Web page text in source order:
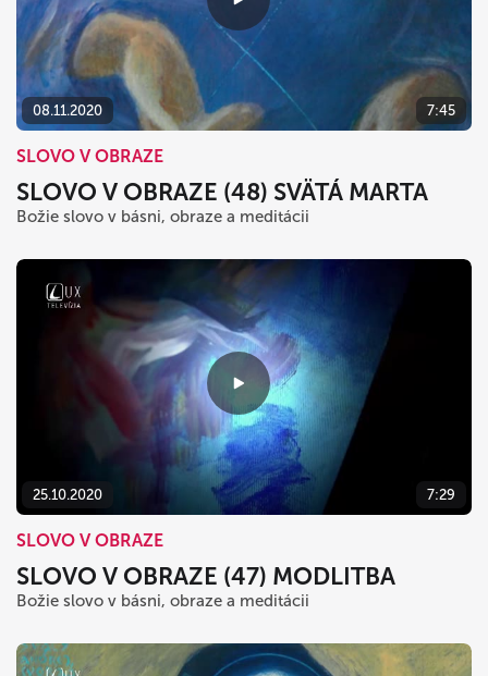
08.11.2020 7:45
SLOVO V OBRAZE
SLOVO V OBRAZE (48) SVÄTÁ MARTA
Božie slovo v básni, obraze a meditácii
25.10.2020 7:29
SLOVO V OBRAZE
SLOVO V OBRAZE (47) MODLITBA
Božie slovo v básni, obraze a meditácii